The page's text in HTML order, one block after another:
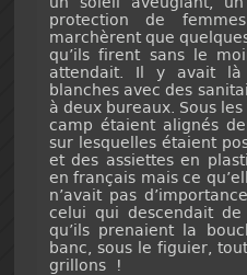
protection de
marchèrent que
qu’ils firent sans le
attendait. Il y avait là
blanches avec des
à deux bureaux. Sous
camp étaient alignés
sur lesquelles étaient
et des assiettes en
en français mais ce
n’avait pas
celui qui descendait de
qu’ils prenaient la
banc, sous le figuier,
grillons !